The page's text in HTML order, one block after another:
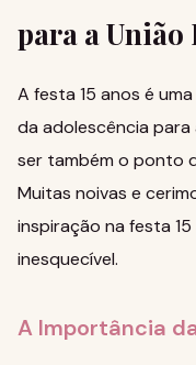
para a União
A festa 15 anos é
da adolescência
ser também o ponto
Muitas noivas e
inspiração na festa
inesquecível.
A Importância